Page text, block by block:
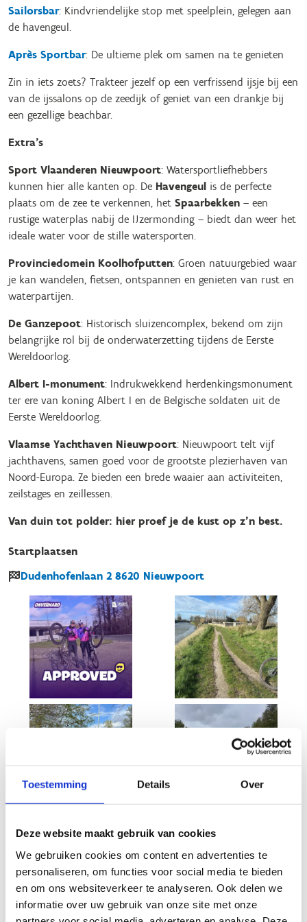
Toestemming Details Over
Deze website maakt gebruik van cookies
We gebruiken cookies om content en advertenties te
personaliseren, om functies voor social media te bieden
en om ons websiteverkeer te analyseren. Ook delen we
informatie over uw gebruik van onze site met onze
Sailorsbar: Kindvriendelijke stop met speelplein, gelegen aan
de havengeul.
Après Sportbar: De ultieme plek om samen na te genieten
Zin in iets zoets? Trakteer jezelf op een verfrissend ijsje bij een
van de ijssalons op de zeedijk of geniet van een drankje bij
een gezellige beachbar.
Extra’s
Sport Vlaanderen Nieuwpoort: Watersportliefhebbers
kunnen hier alle kanten op. De Havengeul is de perfecte
plaats om de zee te verkennen, het Spaarbekken – een
rustige waterplas nabij de IJzermonding – biedt dan weer het
ideale water voor de stille watersporten.
Provinciedomein Koolhofputten: Groen natuurgebied waar
je kan wandelen, fietsen, ontspannen en genieten van rust en
waterpartijen.
De Ganzepoot: Historisch sluizencomplex, bekend om zijn
belangrijke rol bij de onderwaterzetting tijdens de Eerste
Wereldoorlog.
Albert I-monument: Indrukwekkend herdenkingsmonument
ter ere van koning Albert I en de Belgische soldaten uit de
Eerste Wereldoorlog.
Vlaamse Yachthaven Nieuwpoort: Nieuwpoort telt vijf
jachthavens, samen goed voor de grootste plezierhaven van
Noord-Europa. Ze bieden een brede waaier aan activiteiten,
zeilstages en zeillessen.
Van duin tot polder: hier proef je de kust op z’n best.
Startplaatsen
Dudenhofenlaan 2 8620 Nieuwpoort